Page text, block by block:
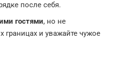
после себя.
гостями, но не
границах и уважайте чужое